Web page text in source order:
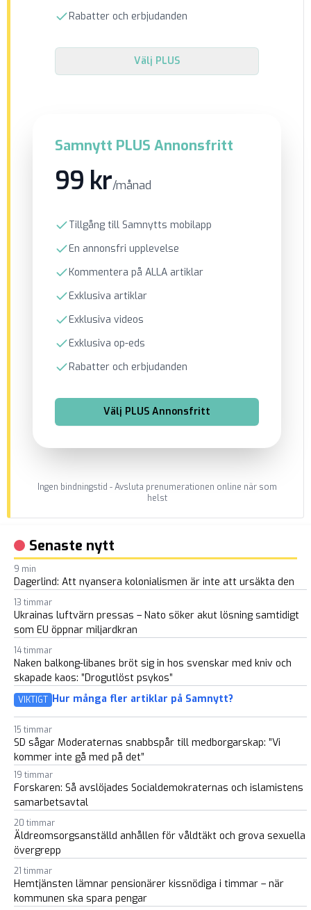
Rabatter och erbjudanden
Välj PLUS
Samnytt PLUS Annonsfritt
99 kr/månad
Tillgång till Samnytts mobilapp
En annonsfri upplevelse
Kommentera på ALLA artiklar
Exklusiva artiklar
Exklusiva videos
Exklusiva op-eds
Rabatter och erbjudanden
Välj PLUS Annonsfritt
Ingen bindningstid - Avsluta prenumerationen online när som
helst
Senaste nytt
9 min
Dagerlind: Att nyansera kolonialismen är inte att ursäkta den
13 timmar
Ukrainas luftvärn pressas – Nato söker akut lösning samtidigt
som EU öppnar miljardkran
14 timmar
Naken balkong-libanes bröt sig in hos svenskar med kniv och
skapade kaos: ”Drogutlöst psykos”
VIKTIGT Hur många fler artiklar på Samnytt?
15 timmar
SD sågar Moderaternas snabbspår till medborgarskap: ”Vi
kommer inte gå med på det”
19 timmar
Forskaren: Så avslöjades Socialdemokraternas och islamistens
samarbetsavtal
20 timmar
Äldreomsorgsanställd anhållen för våldtäkt och grova sexuella
övergrepp
21 timmar
Hemtjänsten lämnar pensionärer kissnödiga i timmar – när
kommunen ska spara pengar